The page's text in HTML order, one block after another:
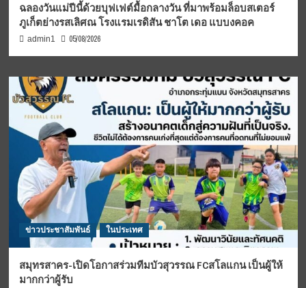
ฉลองวันแม่ปีนี้ด้วยบุฟเฟต์มื้อกลางวัน ที่มาพร้อมล็อบสเตอร์
ภูเก็ตย่างรสเลิศณ โรงแรมเรดิสัน ชาโต เดอ แบบงคอค
admin1 05/08/2026
ข่าวประชาสัมพันธ์ ในประเทศ
สมุทรสาคร-เปิดโอกาสร่วมทีมบัวสุวรรณ FCสโลแกน เป็นผู้ให้
มากกว่าผู้รับ